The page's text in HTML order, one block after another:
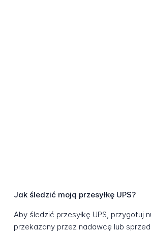
Jak śledzić moją przesyłkę UPS?
Aby śledzić przesyłkę UPS, przygotuj
przekazany przez nadawcę lub